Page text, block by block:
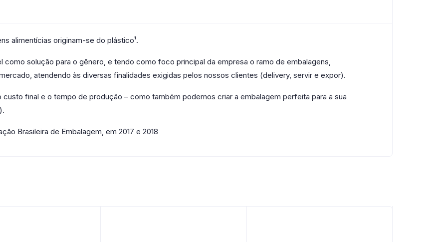
alimentícias originam-se do plástico¹.
como solução para o gênero, e tendo como foco principal da empresa o ramo de embalagens,
atendendo às diversas finalidades exigidas pelos nossos clientes (delivery, servir e expor).
final e o tempo de produção – como também podemos criar a embalagem perfeita para a sua
Brasileira de Embalagem, em 2017 e 2018